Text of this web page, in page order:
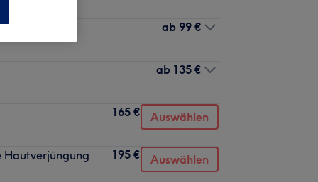
ab 99 €
ab 135 €
165 € Auswählen
Hautverjüngung 195 € Auswählen